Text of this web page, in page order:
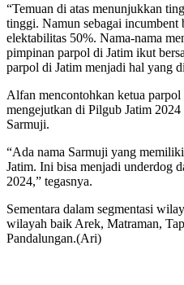
“Temuan di atas menunjukkan
tinggi. Namun sebagai
elektabilitas 50%. Nama-nama
pimpinan parpol di Jatim ikut
parpol di Jatim menjadi hal yang
Alfan mencontohkan ketua parpol
mengejutkan di Pilgub Jatim
Sarmuji.
“Ada nama Sarmuji yang
Jatim. Ini bisa menjadi underdog
2024,” tegasnya.
Sementara dalam segmentasi
wilayah baik Arek, Matraman,
Pandalungan.(Ari)